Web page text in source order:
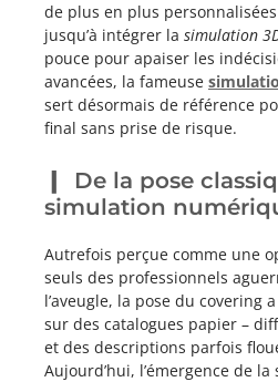
de plus en plus
jusqu’à intégrer la simulation
pouce pour apaiser les
avancées, la fameuse
sert désormais de référence
final sans prise de risque.
De la pose
simulation
Autrefois perçue comme une
seuls des professionnels
l’aveugle, la pose du covering
sur des catalogues papier –
et des descriptions parfois
Aujourd’hui, l’émergence de